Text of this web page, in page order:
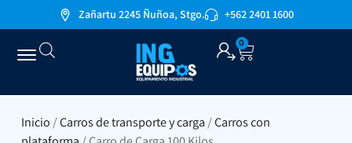
Zañartu 2245 Ñuñoa, Stgo. +562 2401 1600
0
Inicio/Carros de transporte y carga/Carros con